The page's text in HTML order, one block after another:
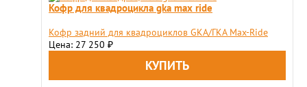
Кофр для квадроцикла gka max ride
​Кофр задний для квадроциклов GKA/ГКА Max-Ride
Цена: 27 250 ₽